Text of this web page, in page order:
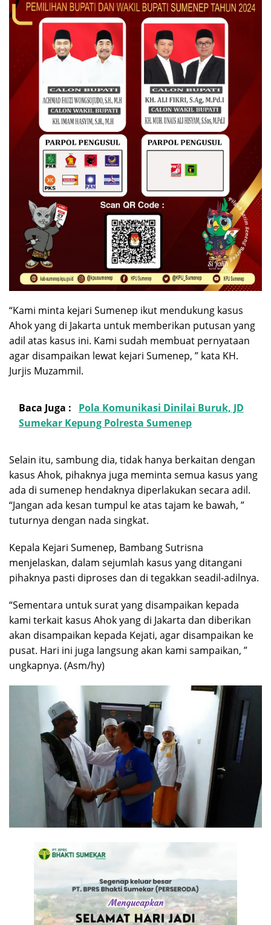
“Kami minta kejari Sumenep ikut mendukung kasus
Ahok yang di Jakarta untuk memberikan putusan yang
adil atas kasus ini. Kami sudah membuat pernyataan
agar disampaikan lewat kejari Sumenep, ” kata KH.
Jurjis Muzammil.
Baca Juga :
Pola Komunikasi Dinilai Buruk, JD
Sumekar Kepung Polresta Sumenep
Selain itu, sambung dia, tidak hanya berkaitan dengan
kasus Ahok, pihaknya juga meminta semua kasus yang
ada di sumenep hendaknya diperlakukan secara adil.
“Jangan ada kesan tumpul ke atas tajam ke bawah, ”
tuturnya dengan nada singkat.
Kepala Kejari Sumenep, Bambang Sutrisna
menjelaskan, dalam sejumlah kasus yang ditangani
pihaknya pasti diproses dan di tegakkan seadil-adilnya.
“Sementara untuk surat yang disampaikan kepada
kami terkait kasus Ahok yang di Jakarta dan diberikan
akan disampaikan kepada Kejati, agar disampaikan ke
pusat. Hari ini juga langsung akan kami sampaikan, ”
ungkapnya. (Asm/hy)